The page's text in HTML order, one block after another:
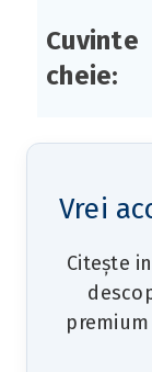
Cuvinte
cheie:
Vrei
Citește